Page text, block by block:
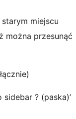
miejscu
można przesunąć
? (paska)’